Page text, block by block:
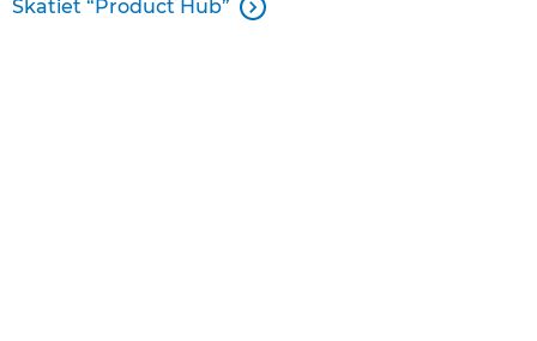
Skatiet “Product Hub” 